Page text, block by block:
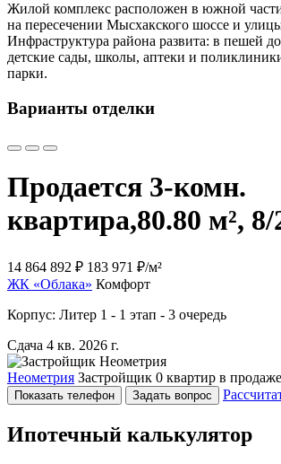
Жилой комплекс расположен в южной
на пересечении Мысхакского шоссе и
Инфраструктура района развита: в пешей
детские сады, школы, аптеки и
парки.
Варианты отделки
Продается 3-комн.
квартира,80.80 м²,
14 864 892 ₽ 183 971 ₽/м²
ЖК «Облака» Комфорт
Корпус: Литер 1 - 1 этап - 3 очередь
Сдача 4 кв. 2026 г.
Неометрия Застройщик 0 квартир в продаже
Показать телефон Задать вопрос
Ипотечный калькулятор